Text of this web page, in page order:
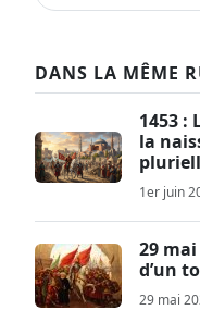
DANS LA MÊME
1453 :
la
1er juin
29
d’un
29 mai